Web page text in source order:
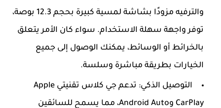
والترفيه مزودًا بشاشة لمسية كبيرة بحجم 12.3 بوصة،
توفر واجهة سهلة الاستخدام. سواء كان الأمر يتعلق
بالخرائط أو الوسائط، يمكنك الوصول إلى جميع
الخيارات بطريقة مباشرة وسلسة.
التوصيل الذكي:
تدعم جي كلاس تقنيتي Apple
CarPlay وAndroid Auto، مما يسمح للسائقين